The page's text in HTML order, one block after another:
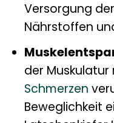
Versorgung
Nährstoffen
der Muskulatur
Schmerzen
Beweglichkeit